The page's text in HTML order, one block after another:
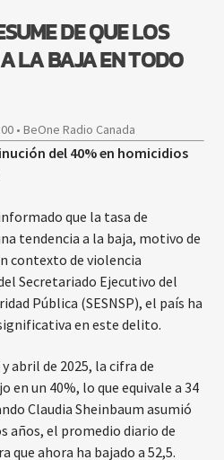
DE QUE LOS
LA BAJA EN TODO
• BeOne Radio Canada
del 40% en homicidios
que la tasa de
tendencia a la baja, motivo de
contexto de violencia
Secretariado Ejecutivo del
Pública (SESNSP), el país ha
en este delito.
abril de 2025, la cifra de
en un 40%, lo que equivale a 34
Claudia Sheinbaum asumió
años, el promedio diario de
que ahora ha bajado a 52,5.